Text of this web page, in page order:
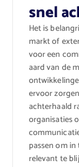
snel
Het is
markt of
voor een
aard van de
ervoor
achterhaald
organisaties
passen om
relevant te